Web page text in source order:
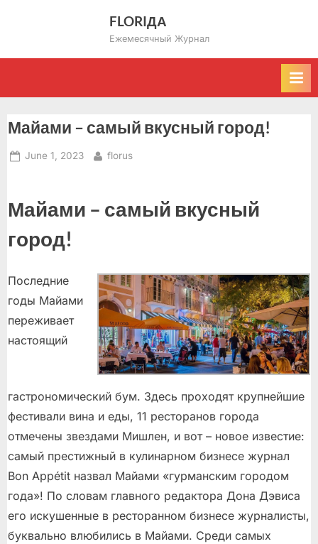
FLORIДА
Ежемесячный Журнал
Майами – самый вкусный город!
Posted
June 1, 2023 By
florus
Майами – самый вкусный
город!
Последние
годы Майами
переживает
настоящий
гастрономический бум. Здесь проходят крупнейшие
фестивали вина и еды, 11 ресторанов города
отмечены звездами Мишлен, и вот – новое известие:
самый престижный в кулинарном бизнесе журнал
Bon Appétit назвал Майами «гурманским городом
года»! По словам главного редактора Дона Дэвиса
его искушенные в ресторанном бизнесе журналисты,
буквально влюбились в Майами. Среди самых